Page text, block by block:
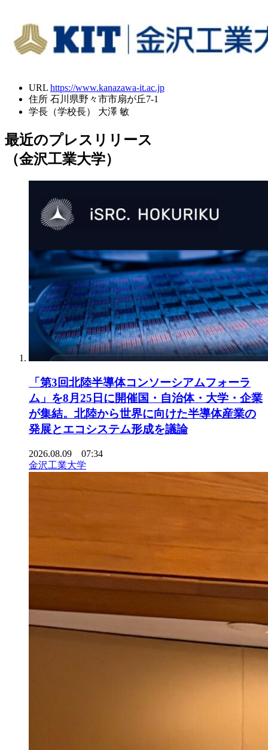
URL https://www.kanazawa-it.ac.jp
住所 石川県野々市市扇が丘7-1
学長（学校長）
大澤 敏
最近のプレスリリース
（金沢工業大学）
「第3回北陸半導体コンソーシアムフォーラ
ム」を8月25日に開催国・自治体・大学・企業
が集結。北陸から世界に向けた半導体産業の
発展とエコシステム形成を議論
2026.08.09 07:34
金沢工業大学